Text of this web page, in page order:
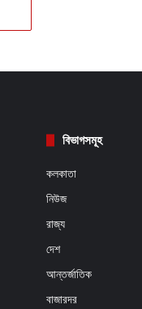
বিভাগসমূহ
কলকাতা
নিউজ
রাজ্য
দেশ
আন্তর্জাতিক
বাজারদর